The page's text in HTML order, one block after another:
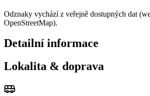
Odznaky vychází z veřejně dostupných dat
OpenStreetMap).
Detailní informace
Lokalita & doprava